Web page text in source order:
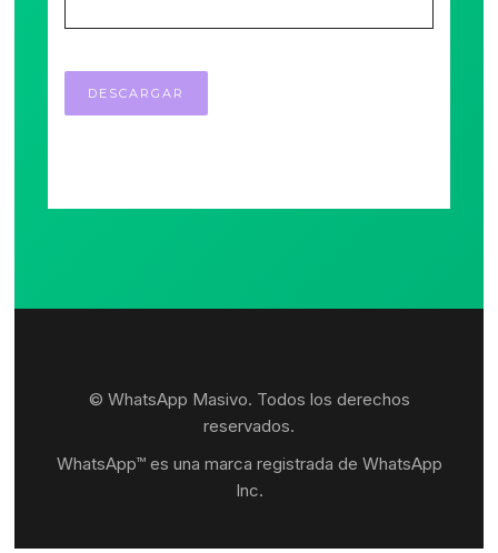
© WhatsApp Masivo. Todos los derechos
reservados.
WhatsApp™ es una marca registrada de WhatsApp
Inc.